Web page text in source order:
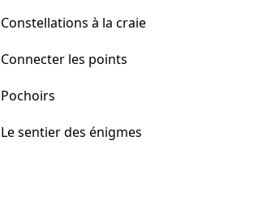
Constellations à la craie
Connecter les points
Pochoirs
Le sentier des énigmes